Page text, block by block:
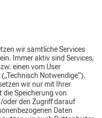
als Transportfahrzeug,
Tonnen. Die Fahrzeuge
Planen- oder
Ausstattungsvarianten